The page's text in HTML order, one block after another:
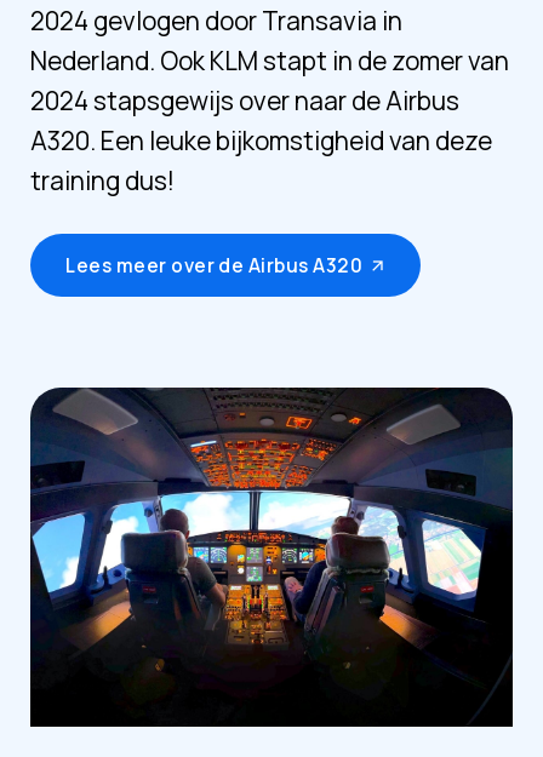
2024 gevlogen door Transavia in
Nederland. Ook KLM stapt in de zomer van
2024 stapsgewijs over naar de Airbus
A320. Een leuke bijkomstigheid van deze
training dus!
Lees meer over de Airbus A320